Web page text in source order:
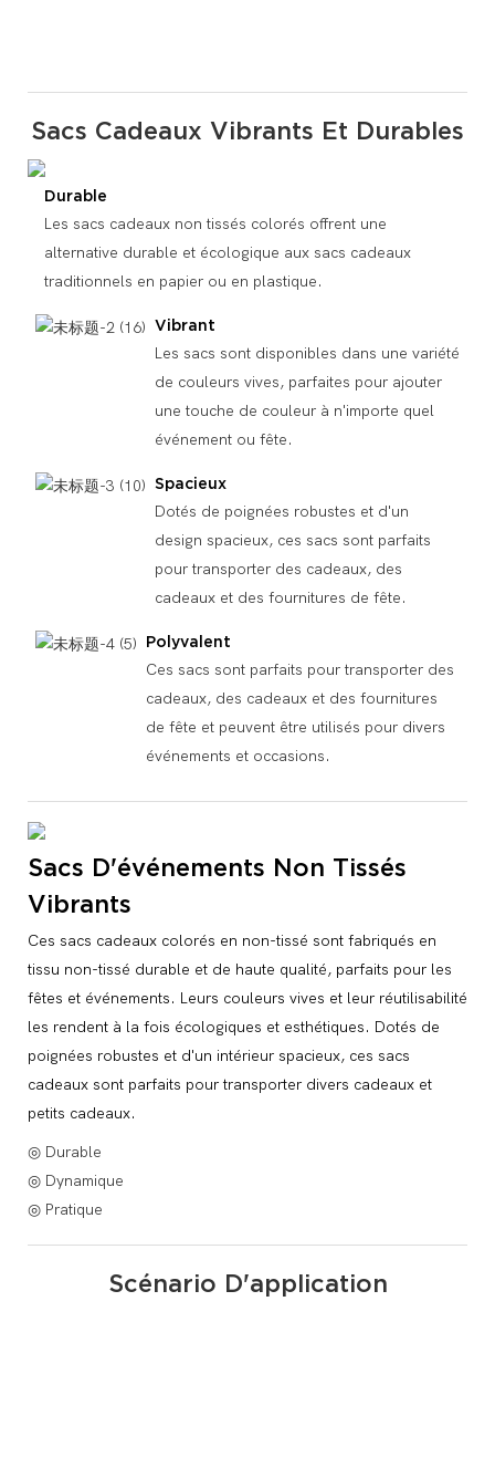
Sacs Cadeaux Vibrants Et Durables
Durable
Les sacs cadeaux non tissés colorés offrent une
alternative durable et écologique aux sacs cadeaux
traditionnels en papier ou en plastique.
Vibrant
Les sacs sont disponibles dans une variété
de couleurs vives, parfaites pour ajouter
une touche de couleur à n'importe quel
événement ou fête.
Spacieux
Dotés de poignées robustes et d'un
design spacieux, ces sacs sont parfaits
pour transporter des cadeaux, des
cadeaux et des fournitures de fête.
Polyvalent
Ces sacs sont parfaits pour transporter des
cadeaux, des cadeaux et des fournitures
de fête et peuvent être utilisés pour divers
événements et occasions.
Sacs D'événements Non Tissés
Vibrants
Ces sacs cadeaux colorés en non-tissé sont fabriqués en
tissu non-tissé durable et de haute qualité, parfaits pour les
fêtes et événements. Leurs couleurs vives et leur réutilisabilité
les rendent à la fois écologiques et esthétiques. Dotés de
poignées robustes et d'un intérieur spacieux, ces sacs
cadeaux sont parfaits pour transporter divers cadeaux et
petits cadeaux.
◎ Durable
◎ Dynamique
◎ Pratique
Scénario D'application